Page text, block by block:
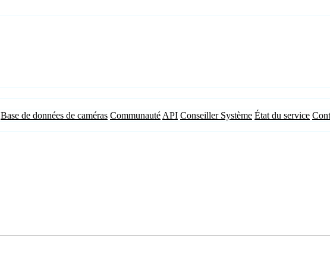
Base de données de caméras Communauté API Conseiller Système État du service